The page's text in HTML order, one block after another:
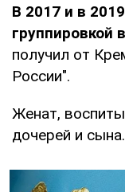
В 2017 и в
группировкой
получил от
России".
Женат,
дочерей и сына.